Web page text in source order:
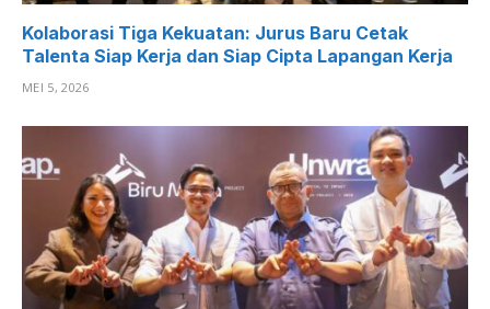
Kolaborasi Tiga Kekuatan: Jurus Baru Cetak
Talenta Siap Kerja dan Siap Cipta Lapangan Kerja
MEI 5, 2026